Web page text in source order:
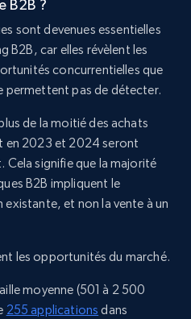
B2B ?
sont devenues essentielles
B2B, car elles révèlent les
concurrentielles que
permettent pas de détecter.
de la moitié des achats
en 2023 et 2024 seront
Cela signifie que la majorité
B2B impliquent le
et non la vente à un
les opportunités du marché.
moyenne (501 à 2 500
255 applications dans